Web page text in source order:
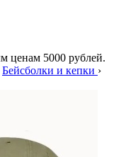
ценам 5000 рублей.
Бейсболки и кепки ›